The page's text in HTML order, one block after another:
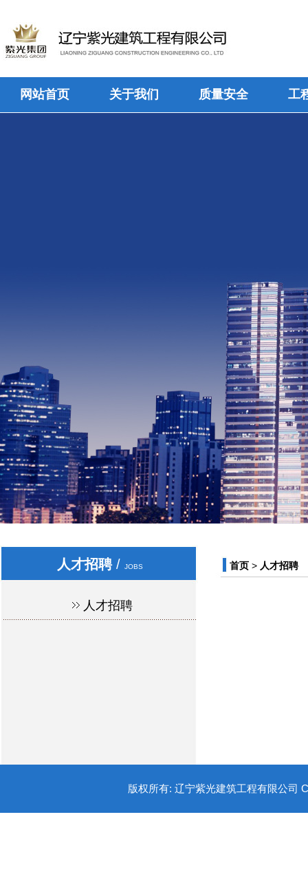
网站首页 关于我们 质量安全 工
人才招聘/ JOBS
人才招聘
首页 > 人才招聘
版权所有: 辽宁紫光建筑工程有限公司